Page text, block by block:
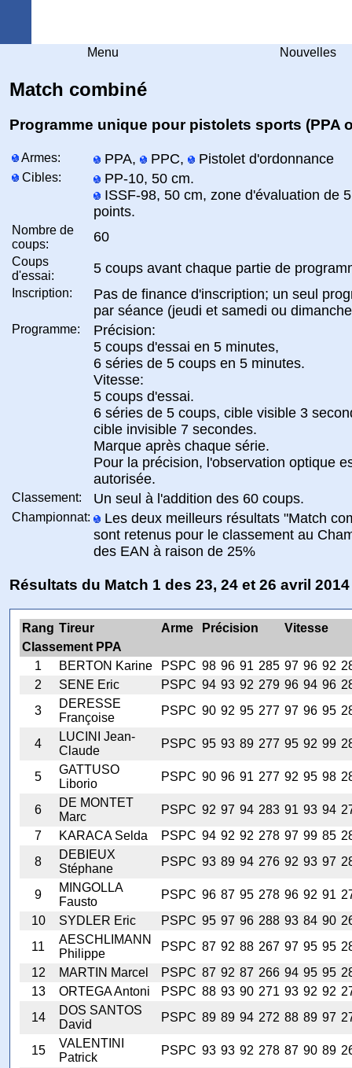
Menu Nouvelles
Match combiné
Programme unique pour pistolets sports (PPA
Armes: PPA, PPC, Pistolet d'ordonnance
Cibles:
PP-10, 50 cm.
ISSF-98, 50 cm, zone d'évaluation de
points.
Nombre de
coups:
60
Coups
d'essai:
5 coups avant chaque partie de
Inscription:
Pas de finance d'inscription; un seul
par séance (jeudi et samedi ou
Programme:
Précision:
5 coups d'essai en 5 minutes,
6 séries de 5 coups en 5 minutes.
Vitesse:
5 coups d'essai.
6 séries de 5 coups, cible visible 3
cible invisible 7 secondes.
Marque après chaque série.
Pour la précision, l'observation optique
autorisée.
Classement: Un seul à l'addition des 60 coups.
Championnat:
Les deux meilleurs résultats "Match
sont retenus pour le classement au
des EAN à raison de 25%
Résultats du Match 1 des 23, 24 et 26 avril 2014
Rang Tireur Arme Précision
Vitesse
Classement PPA
1
BERTON Karine PSPC 98 96 91 285 97 96 92
2
SENE Eric PSPC 94 93 92 279 96 94 96
3
DERESSE
Françoise
PSPC 90 92 95 277 97 96 95
4
LUCINI Jean-
Claude
PSPC 95 93 89 277 95 92 99
5
GATTUSO
Liborio
PSPC 90 96 91 277 92 95 98
6
DE MONTET
Marc
PSPC 92 97 94 283 91 93 94
7
KARACA Selda PSPC 94 92 92 278 97 99 85
8
DEBIEUX
Stéphane
PSPC 93 89 94 276 92 93 97
9
MINGOLLA
Fausto
PSPC 96 87 95 278 96 92 91
10
SYDLER Eric PSPC 95 97 96 288 93 84 90
11
AESCHLIMANN
Philippe
PSPC 87 92 88 267 97 95 95
12
MARTIN Marcel PSPC 87 92 87 266 94 95 95
13
ORTEGA Antoni PSPC 88 93 90 271 93 92 92
14
DOS SANTOS
David
PSPC 89 89 94 272 88 89 97
15
VALENTINI
Patrick
PSPC 93 93 92 278 87 90 89